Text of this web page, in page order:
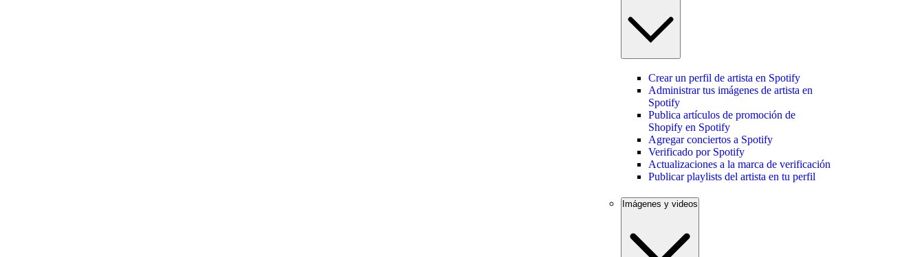
Crear un perfil de artista en Spotify
Administrar tus imágenes de artista en
Spotify
Publica artículos de promoción de
Shopify en Spotify
Agregar conciertos a Spotify
Verificado por Spotify
Actualizaciones a la marca de verificación
Publicar playlists del artista en tu perfil
Imágenes y videos